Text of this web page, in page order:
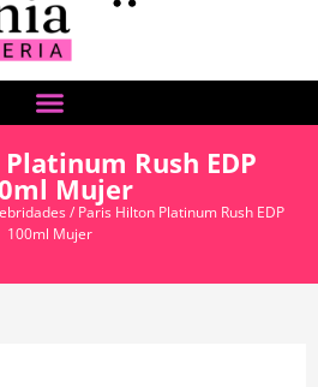
Rush EDP
Mujer
/ Paris Hilton Platinum Rush EDP
100ml Mujer